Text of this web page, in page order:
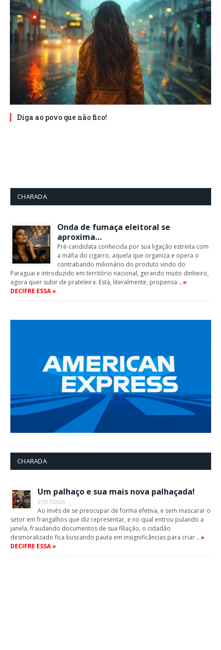
Diga ao povo que não fico!
CHARADA
Onda de fumaça eleitoral se
aproxima…
Pré-candidata conhecida por sua ligação estreita com
a máfia do cigarro, aquela que organiza e opera o
contrabando milionário do produto vindo do
Paraguai e introduzido em território nacional, gerando muito dinheiro,
agora quer subir de prateleira. Está, literalmente, propensa …»
DECIFRE ESSA »
CHARADA
Um palhaço e sua mais nova palhaçada!
27/07/2026
Ao invés de se preocupar de forma efetiva, e sem mascarar o
setor em frangalhos que diz representar, e no qual entrou pulando a
janela, fraudando documentos de sua filiação, o cidadão
desmoralizado fica buscando pauta em insignificâncias para criar …»
DECIFRE ESSA »